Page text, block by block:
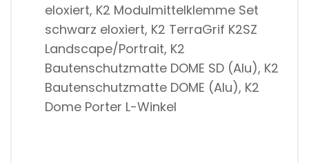
eloxiert, K2 Modulmittelklemme Set
schwarz eloxiert, K2 TerraGrif K2SZ
Landscape/Portrait, K2
Bautenschutzmatte DOME SD (Alu), K2
Bautenschutzmatte DOME (Alu), K2
Dome Porter L-Winkel